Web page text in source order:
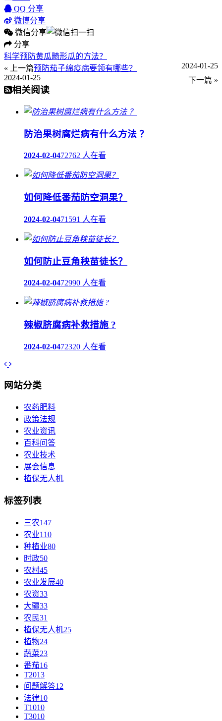
QQ 分享
微博分享
微信分享
分享
科学预防黄瓜畸形瓜的方法？
« 上一篇
2024-01-25
预防茄子绵疫病要领有哪些？
下一篇 »
2024-01-25
相关阅读
防治果树腐烂病有什么方法 ？
2024-02-0472762 人在看
如何降低番茄防空洞果？
2024-02-0471591 人在看
如何防止豆角秧苗徒长？
2024-02-0472990 人在看
辣椒脐腐病补救措施 ?
2024-02-0472320 人在看
网站分类
农药肥料
政策法规
农业资讯
百科问答
农业技术
展会信息
植保无人机
标签列表
三农147
农业110
种植业80
时政50
农村45
农业发展40
农资33
大疆33
农民31
植保无人机25
植物24
蔬菜23
番茄16
T2013
问题解答12
法律10
T1010
T3010